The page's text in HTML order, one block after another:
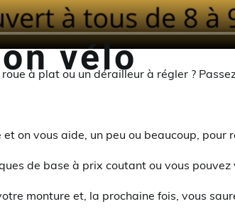
vélo
à plat ou un dérailleur à régler ?
on vous aide, un peu ou beaucoup,
de base à prix coutant ou vous pouvez
monture et, la prochaine fois, vous